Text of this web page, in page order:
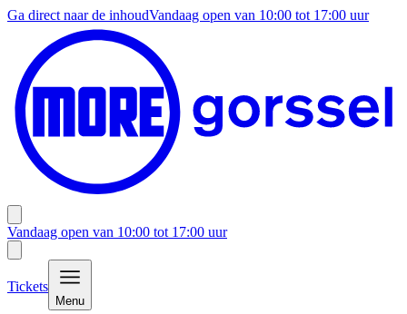
Ga direct naar de inhoudVandaag open van 10:00 tot 17:00 uur
Vandaag open van 10:00 tot 17:00 uur
Tickets
Menu